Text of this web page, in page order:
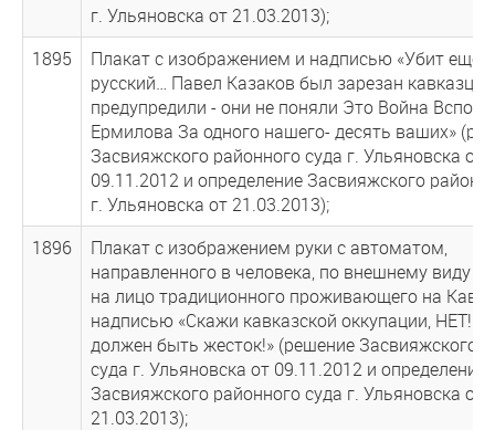
г. Ульяновска от 21.03.2013);
1895
Плакат с изображением и надписью «Убит еще
русский… Павел Казаков был зарезан
предупредили - они не поняли Это Война
Ермилова За одного нашего- десять ваших»
Засвияжского районного суда г. Ульяновска от
09.11.2012 и определение Засвияжского
г. Ульяновска от 21.03.2013);
1896
Плакат с изображением руки с автоматом,
направленного в человека, по внешнему виду
на лицо традиционного проживающего на
надписью «Скажи кавказской оккупации, НЕТ! …
должен быть жесток!» (решение Засвияжского
суда г. Ульяновска от 09.11.2012 и определение
Засвияжского районного суда г. Ульяновска от
21.03.2013);